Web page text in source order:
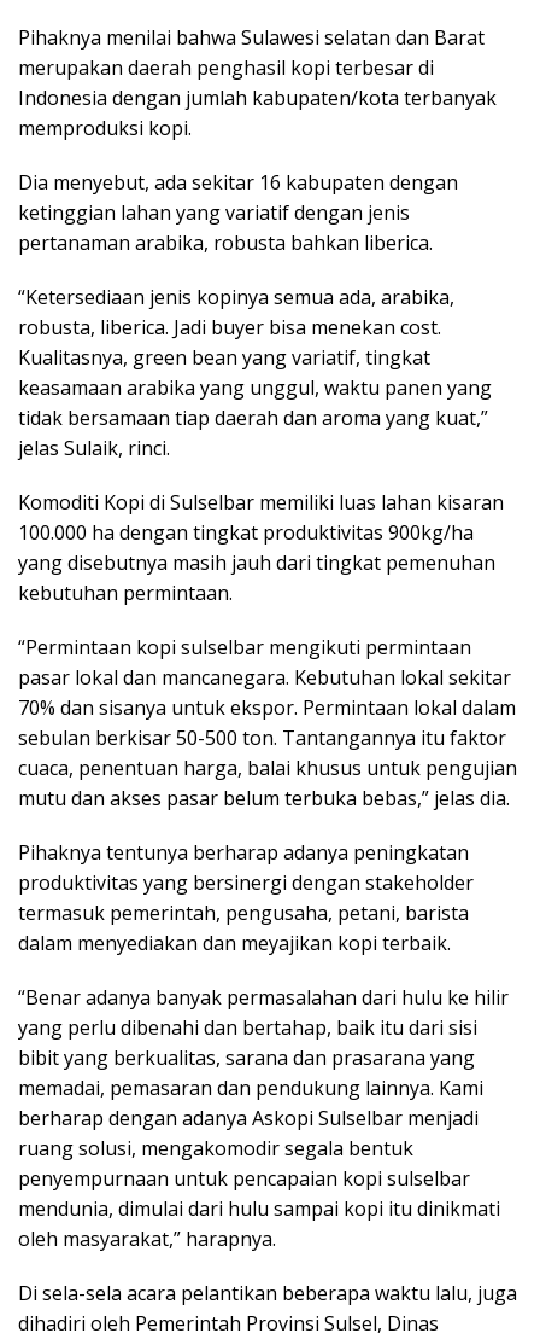
Pihaknya menilai bahwa Sulawesi selatan dan Barat
merupakan daerah penghasil kopi terbesar di
Indonesia dengan jumlah kabupaten/kota terbanyak
memproduksi kopi.
Dia menyebut, ada sekitar 16 kabupaten dengan
ketinggian lahan yang variatif dengan jenis
pertanaman arabika, robusta bahkan liberica.
“Ketersediaan jenis kopinya semua ada, arabika,
robusta, liberica. Jadi buyer bisa menekan cost.
Kualitasnya, green bean yang variatif, tingkat
keasamaan arabika yang unggul, waktu panen yang
tidak bersamaan tiap daerah dan aroma yang kuat,”
jelas Sulaik, rinci.
Komoditi Kopi di Sulselbar memiliki luas lahan kisaran
100.000 ha dengan tingkat produktivitas 900kg/ha
yang disebutnya masih jauh dari tingkat pemenuhan
kebutuhan permintaan.
“Permintaan kopi sulselbar mengikuti permintaan
pasar lokal dan mancanegara. Kebutuhan lokal sekitar
70% dan sisanya untuk ekspor. Permintaan lokal dalam
sebulan berkisar 50-500 ton. Tantangannya itu faktor
cuaca, penentuan harga, balai khusus untuk pengujian
mutu dan akses pasar belum terbuka bebas,” jelas dia.
Pihaknya tentunya berharap adanya peningkatan
produktivitas yang bersinergi dengan stakeholder
termasuk pemerintah, pengusaha, petani, barista
dalam menyediakan dan meyajikan kopi terbaik.
“Benar adanya banyak permasalahan dari hulu ke hilir
yang perlu dibenahi dan bertahap, baik itu dari sisi
bibit yang berkualitas, sarana dan prasarana yang
memadai, pemasaran dan pendukung lainnya. Kami
berharap dengan adanya Askopi Sulselbar menjadi
ruang solusi, mengakomodir segala bentuk
penyempurnaan untuk pencapaian kopi sulselbar
mendunia, dimulai dari hulu sampai kopi itu dinikmati
oleh masyarakat,” harapnya.
Di sela-sela acara pelantikan beberapa waktu lalu, juga
dihadiri oleh Pemerintah Provinsi Sulsel, Dinas